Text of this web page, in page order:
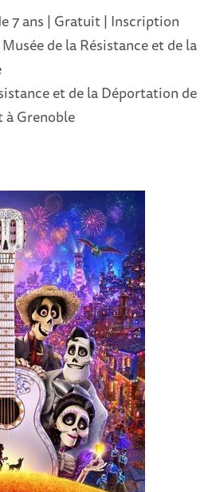
7 ans | Gratuit | Inscription
de la Résistance et de la
et de la Déportation de
à Grenoble